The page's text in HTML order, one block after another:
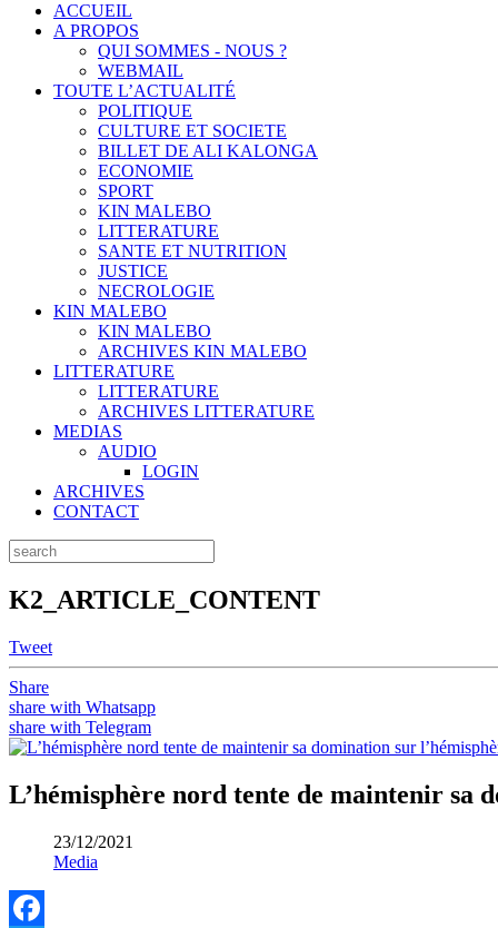
ACCUEIL
A PROPOS
QUI SOMMES - NOUS ?
WEBMAIL
TOUTE L’ACTUALITÉ
POLITIQUE
CULTURE ET SOCIETE
BILLET DE ALI KALONGA
ECONOMIE
SPORT
KIN MALEBO
LITTERATURE
SANTE ET NUTRITION
JUSTICE
NECROLOGIE
KIN MALEBO
KIN MALEBO
ARCHIVES KIN MALEBO
LITTERATURE
LITTERATURE
ARCHIVES LITTERATURE
MEDIAS
AUDIO
LOGIN
ARCHIVES
CONTACT
K2_ARTICLE_CONTENT
Tweet
Share
share with Whatsapp
share with Telegram
L’hémisphère nord tente de maintenir sa
23/12/2021
Media